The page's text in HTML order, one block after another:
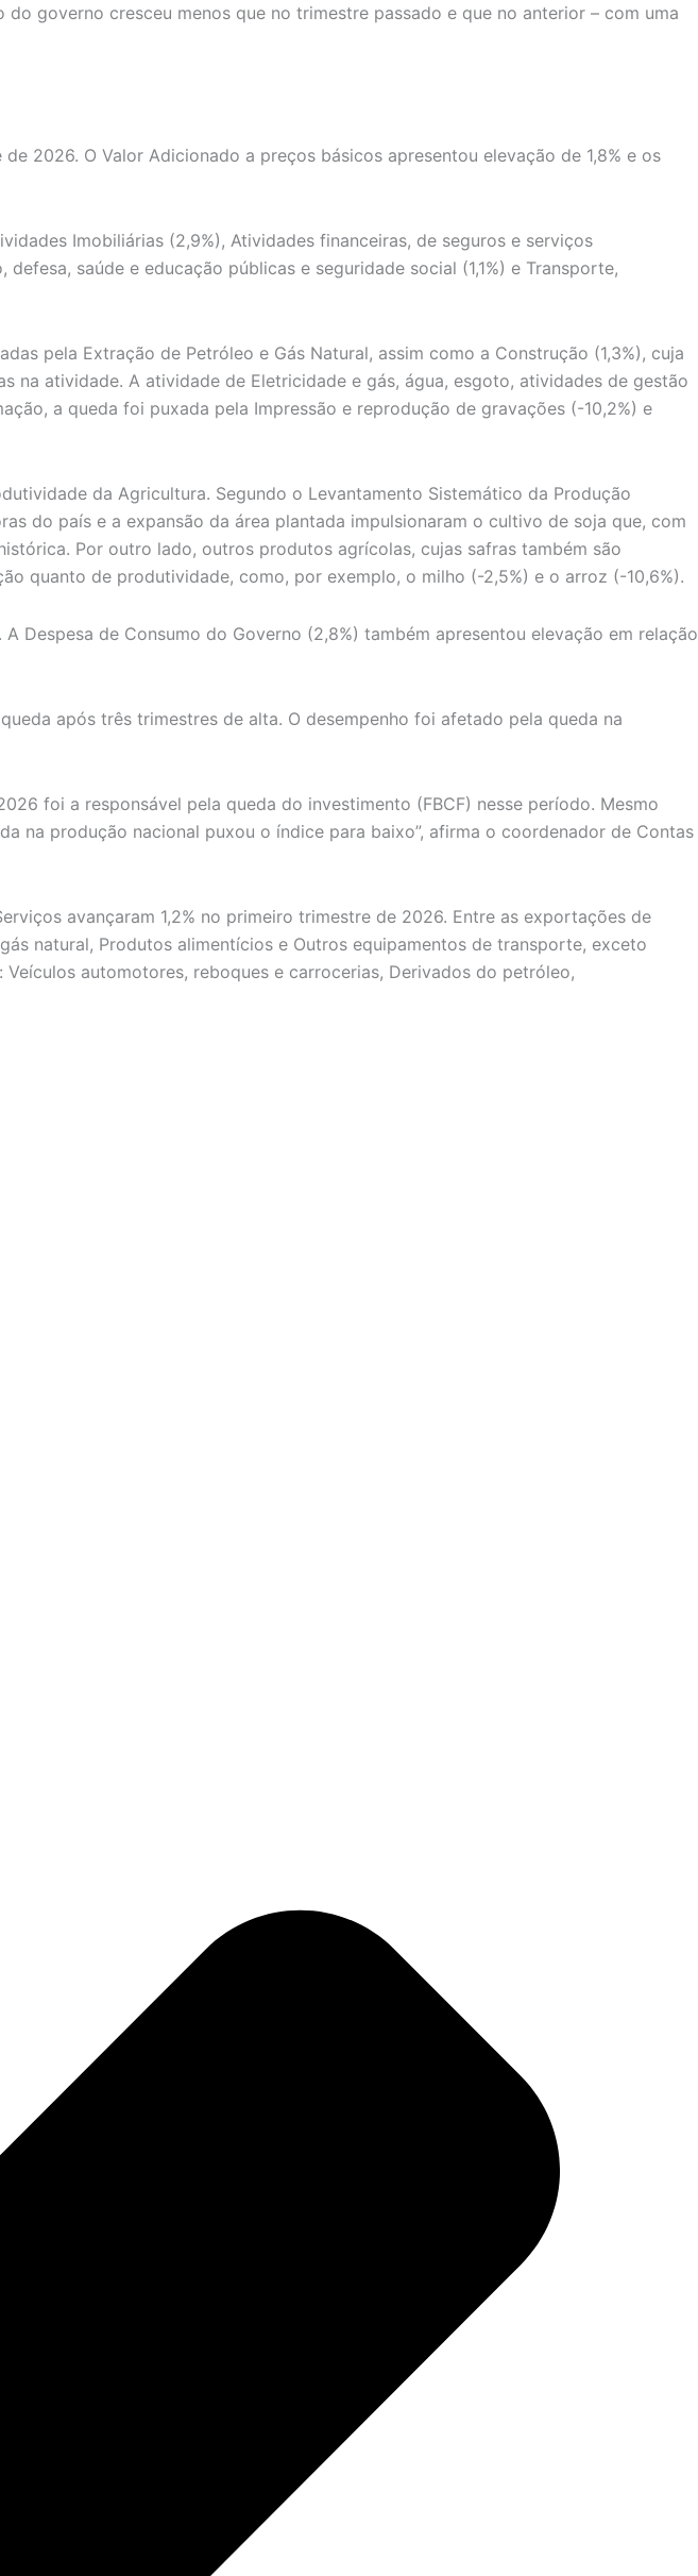
governo cresceu menos que no trimestre passado e que no anterior – com uma
2026. O Valor Adicionado a preços básicos apresentou elevação de 1,8% e os
Imobiliárias (2,9%), Atividades financeiras, de seguros e serviços
saúde e educação públicas e seguridade social (1,1%) e Transporte,
pela Extração de Petróleo e Gás Natural, assim como a Construção (1,3%), cuja
atividade. A atividade de Eletricidade e gás, água, esgoto, atividades de gestão
a queda foi puxada pela Impressão e reprodução de gravações (-10,2%) e
da Agricultura. Segundo o Levantamento Sistemático da Produção
do país e a expansão da área plantada impulsionaram o cultivo de soja que, com
Por outro lado, outros produtos agrícolas, cujas safras também são
quanto de produtividade, como, por exemplo, o milho (-2,5%) e o arroz (-10,6%).
Despesa de Consumo do Governo (2,8%) também apresentou elevação em relação
após três trimestres de alta. O desempenho foi afetado pela queda na
foi a responsável pela queda do investimento (FBCF) nesse período. Mesmo
na produção nacional puxou o índice para baixo”, afirma o coordenador de Contas
avançaram 1,2% no primeiro trimestre de 2026. Entre as exportações de
natural, Produtos alimentícios e Outros equipamentos de transporte, exceto
automotores, reboques e carrocerias, Derivados do petróleo,